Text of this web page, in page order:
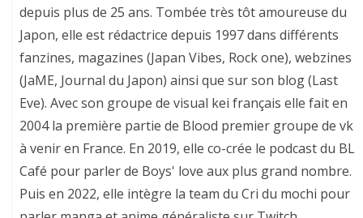
depuis plus de 25 ans. Tombée très tôt amoureuse du
Japon, elle est rédactrice depuis 1997 dans différents
fanzines, magazines (Japan Vibes, Rock one), webzines
(JaME, Journal du Japon) ainsi que sur son blog (Last
Eve). Avec son groupe de visual kei français elle fait en
2004 la première partie de Blood premier groupe de vk
à venir en France. En 2019, elle co-crée le podcast du BL
Café pour parler de Boys' love aux plus grand nombre.
Puis en 2022, elle intègre la team du Cri du mochi pour